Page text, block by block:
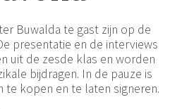
Buwalda te gast zijn op de
presentatie en de interviews
uit de zesde klas en worden
bijdragen. In de pauze is
kopen en te laten signeren.